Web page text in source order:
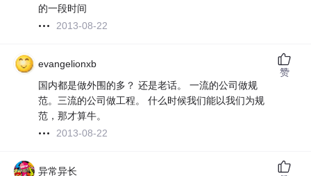
的一段时间
2013-08-22
evangelionxb
国内都是做外围的多？ 还是老话。 一流的公司做规
范。三流的公司做工程。 什么时候我们能以我们为规
范，那才算牛。
2013-08-22
赞
异常异长